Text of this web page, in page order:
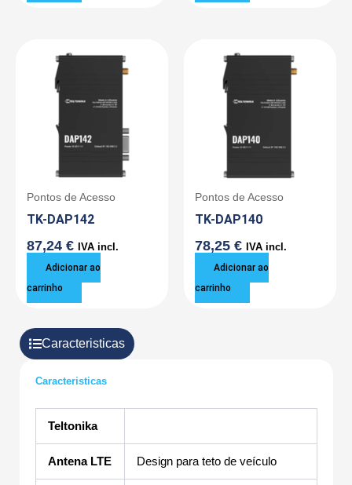
Pontos de Acesso
TK-DAP142
87,24 € IVA incl.
Adicionar ao
carrinho
Pontos de Acesso
TK-DAP140
78,25 € IVA incl.
Adicionar ao
carrinho
Caracteristicas
Caracteristicas
Teltonika
Antena LTE Design para teto de veículo